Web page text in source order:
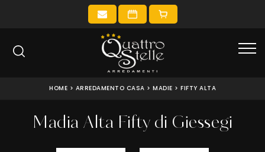
HOME > ARREDAMENTO CASA > MADIE > FIFTY ALTA
Madia Alta Fifty di Giessegi